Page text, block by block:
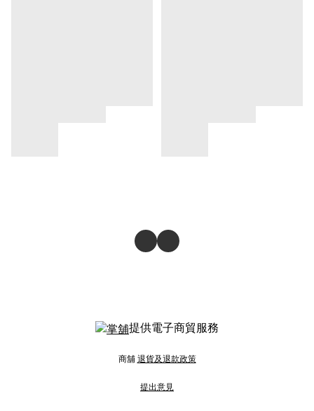
提供電子商貿服務
商舖 退貨及退款政策
提出意見